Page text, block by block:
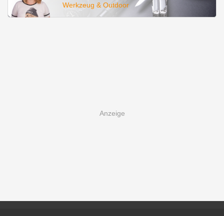
Werkzeug & Outdoor